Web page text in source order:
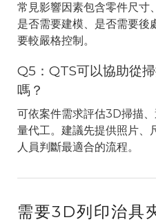
常見影響因素包含零件尺寸
是否需要建模、是否需要後
要較嚴格控制。
Q5：QTS可以協助從
嗎？
可依案件需求評估3D掃描
量代工。建議先提供照片、
人員判斷最適合的流程。
需要3D列印治具